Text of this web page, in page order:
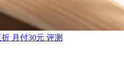
月付30元 评测